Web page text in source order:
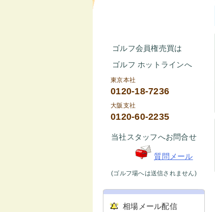
ゴルフ会員権売買は
ゴルフ ホットラインへ
東京本社
0120-18-7236
大阪支社
0120-60-2235
当社スタッフへお問合せ
質問メール
(ゴルフ場へは送信されません)
相場メール配信